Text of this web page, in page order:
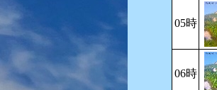
05時
06時